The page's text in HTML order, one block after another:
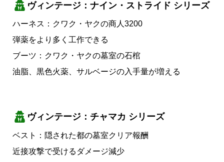
ヴィンテージ：ナイン・ストライド シリーズ
ハーネス：クワク・ヤクの商人3200
弾薬をより多く工作できる
ブーツ：クワク・ヤクの墓室の石棺
油脂、黒色火薬、サルベージの入手量が増える
ヴィンテージ：チャマカ シリーズ
ベスト：隠された都の墓室クリア報酬
近接攻撃で受けるダメージ減少